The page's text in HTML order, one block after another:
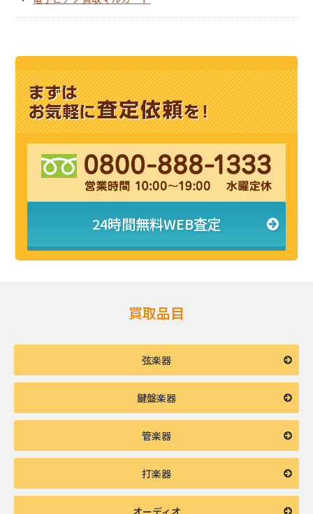
24時間無料WEB査定
買取品目
弦楽器
鍵盤楽器
管楽器
打楽器
オーディオ